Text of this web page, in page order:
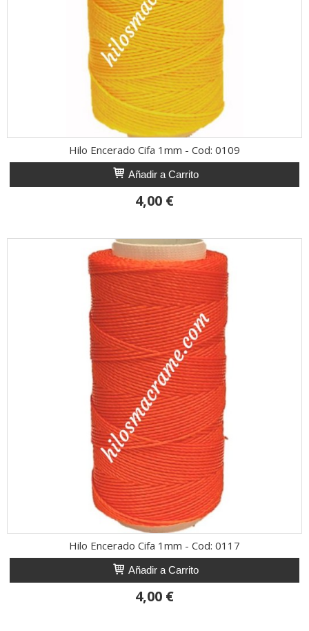
Hilo Encerado Cifa 1mm - Cod: 0109
Añadir a Carrito
4,00 €
Hilo Encerado Cifa 1mm - Cod: 0117
Añadir a Carrito
4,00 €